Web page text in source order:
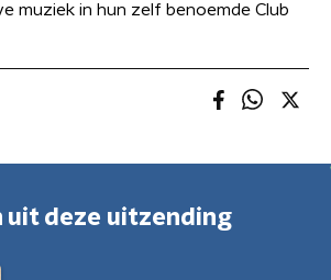
muziek in hun zelf benoemde Club
uit deze uitzending